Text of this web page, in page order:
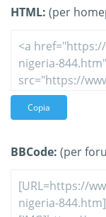
HTML: (per
Copia
BBCode: (per